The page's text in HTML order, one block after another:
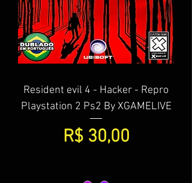
Resident evil 4 - Hacker - Repro
Playstation 2 Ps2 By XGAMELIVE
Preço
R$ 30,00